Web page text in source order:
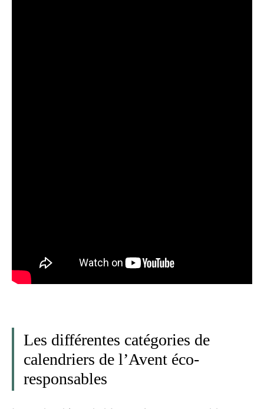
Les différentes catégories de
calendriers de l’Avent éco-
responsables